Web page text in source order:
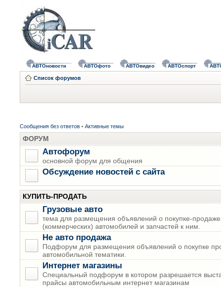
АВТОновости АВТОфото АВТОвидео АВТОспорт
Список форумов
Сообщения без ответов • Активные темы
ФОРУМ
Автофорум
основной форум для общения
Обсуждение новостей с сайта
КУПИТЬ-ПРОДАТЬ
Грузовые авто
тема для размещения объявлений о покупке-продаже
(коммерческих) автомобилей и запчастей к ним.
Не авто продажа
Подфорум для размещения объявлений о покупке
автомобильной тематики.
Интернет магазины
Специальный подфорум в котором разрешается
прайсы автомобильным интернет магазинам